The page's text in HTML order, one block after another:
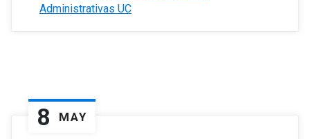
Administrativas UC
8 MAY